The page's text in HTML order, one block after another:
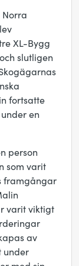
XL-Bygg
slutligen
fortsatte
en
person
som varit
framgångar
varit viktigt
av
under